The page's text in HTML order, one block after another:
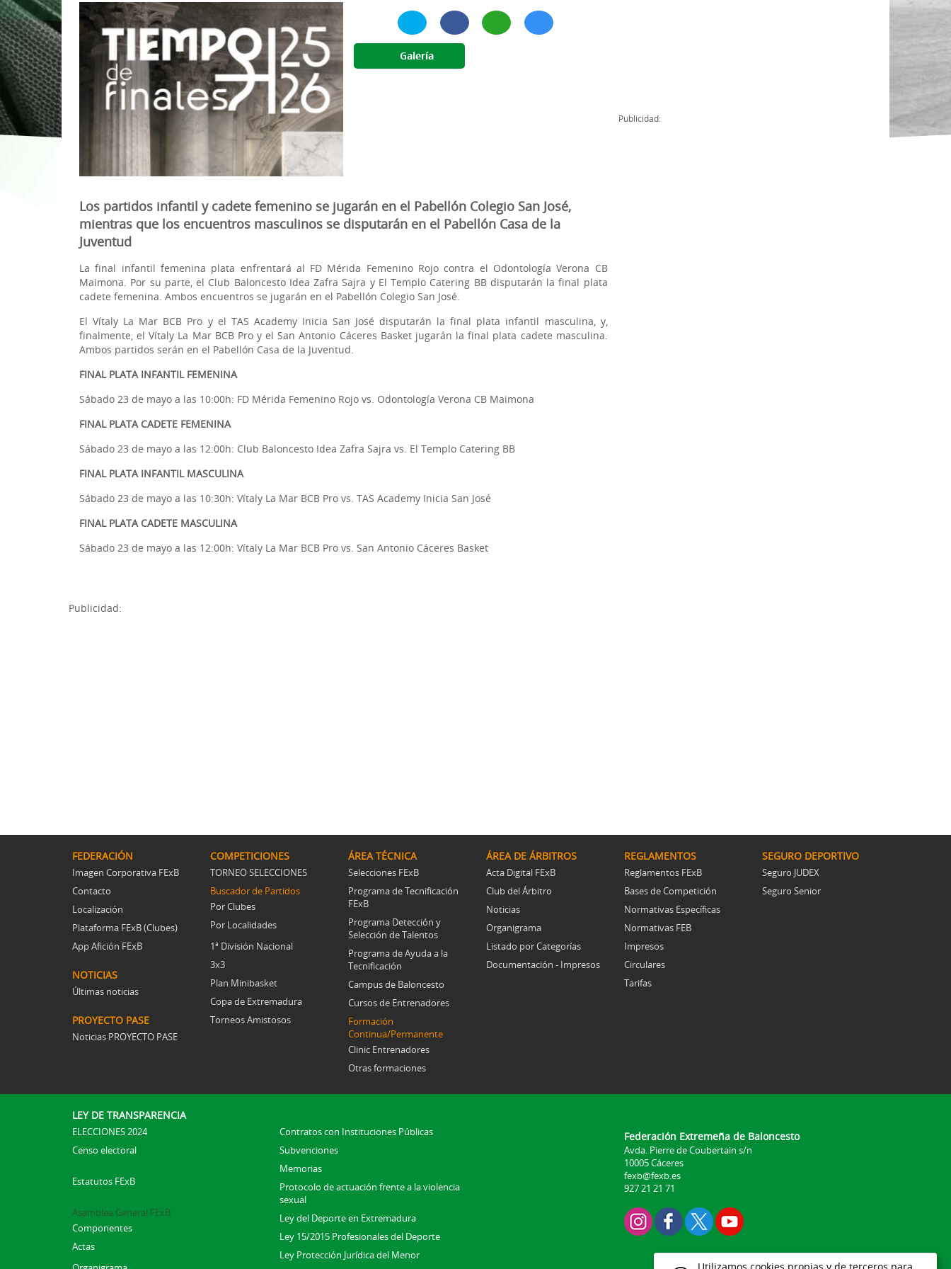
1ª División Nacional
3x3
Plan Minibasket
Copa de Extremadura
Torneos Amistosos
Formación Continua/Permanente
Clinic Entrenadores
Otras formaciones
Tarifas
Subvenciones
Galería
Los partidos infantil y cadete femenino se jugarán en el Pabellón Colegio San José,
mientras que los encuentros masculinos se disputarán en el Pabellón Casa de la
Juventud
La final infantil femenina plata enfrentará al FD Mérida Femenino Rojo contra el Odontología Verona CB
Maimona. Por su parte, el Club Baloncesto Idea Zafra Sajra y El Templo Catering BB disputarán la final plata
cadete femenina. Ambos encuentros se jugarán en el Pabellón Colegio San José.
El Vítaly La Mar BCB Pro y el TAS Academy Inicia San José disputarán la final plata infantil masculina, y,
finalmente, el Vítaly La Mar BCB Pro y el San Antonio Cáceres Basket jugarán la final plata cadete masculina.
Ambos partidos serán en el Pabellón Casa de la Juventud.
FINAL PLATA INFANTIL FEMENINA
Sábado 23 de mayo a las 10:00h: FD Mérida Femenino Rojo vs. Odontología Verona CB Maimona
FINAL PLATA CADETE FEMENINA
Sábado 23 de mayo a las 12:00h: Club Baloncesto Idea Zafra Sajra vs. El Templo Catering BB
FINAL PLATA INFANTIL MASCULINA
Sábado 23 de mayo a las 10:30h: Vítaly La Mar BCB Pro vs. TAS Academy Inicia San José
FINAL PLATA CADETE MASCULINA
Sábado 23 de mayo a las 12:00h: Vítaly La Mar BCB Pro vs. San Antonio Cáceres Basket
Publicidad:
Publicidad:
FEDERACIÓN
Imagen Corporativa FExB
Contacto
Localización
Plataforma FExB (Clubes)
App Afición FExB
NOTICIAS
Últimas noticias
PROYECTO PASE
Noticias PROYECTO PASE
COMPETICIONES
TORNEO SELECCIONES
Buscador de Partidos
Por Clubes
Por Localidades
1ª División Nacional
3x3
Plan Minibasket
Copa de Extremadura
Torneos Amistosos
ÁREA TÉCNICA
Selecciones FExB
Programa de Tecnificación
FExB
Programa Detección y
Selección de Talentos
Programa de Ayuda a la
Tecnificación
Campus de Baloncesto
Cursos de Entrenadores
Formación
Continua/Permanente
Clinic Entrenadores
Otras formaciones
ÁREA DE ÁRBITROS
Acta Digital FExB
Club del Árbitro
Noticias
Organigrama
Listado por Categorías
Documentación - Impresos
REGLAMENTOS
Reglamentos FExB
Bases de Competición
Normativas Específicas
Normativas FEB
Impresos
Circulares
Tarifas
SEGURO DEPORTIVO
Seguro JUDEX
Seguro Senior
LEY DE TRANSPARENCIA
ELECCIONES 2024
Censo electoral
Estatutos FExB
Asamblea General FExB
Componentes
Actas
Contratos con Instituciones Públicas
Subvenciones
Memorias
Protocolo de actuación frente a la violencia
sexual
Ley del Deporte en Extremadura
Ley 15/2015 Profesionales del Deporte
Ley Protección Jurídica del Menor
Federación Extremeña de Baloncesto
Avda. Pierre de Coubertain s/n
10005 Cáceres
fexb@fexb.es
927 21 21 71
Utilizamos cookies propias y de terceros para